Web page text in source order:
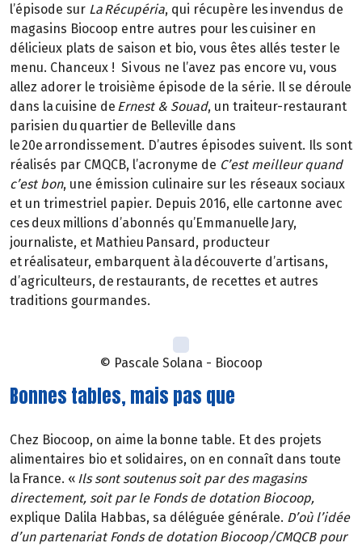
l’épisode sur La Récupéria, qui récupère les invendus de
magasins Biocoop entre autres pour les cuisiner en
délicieux plats de saison et bio, vous êtes allés tester le
menu. Chanceux ! Si vous ne l’avez pas encore vu, vous
allez adorer le troisième épisode de la série. Il se déroule
dans la cuisine de Ernest & Souad, un traiteur-restaurant
parisien du quartier de Belleville dans
le 20e arrondissement. D’autres épisodes suivent. Ils sont
réalisés par CMQCB, l’acronyme de C’est meilleur quand
c’est bon, une émission culinaire sur les réseaux sociaux
et un trimestriel papier. Depuis 2016, elle cartonne avec
ces deux millions d’abonnés qu’Emmanuelle Jary,
journaliste, et Mathieu Pansard, producteur
et réalisateur, embarquent à la découverte d’artisans,
d’agriculteurs, de restaurants, de recettes et autres
traditions gourmandes.
© Pascale Solana - Biocoop
Bonnes tables, mais pas que
Chez Biocoop, on aime la bonne table. Et des projets
alimentaires bio et solidaires, on en connaît dans toute
la France. « Ils sont soutenus soit par des magasins
directement, soit par le Fonds de dotation Biocoop,
explique Dalila Habbas, sa déléguée générale. D’où l’idée
d’un partenariat Fonds de dotation Biocoop/CMQCB pour